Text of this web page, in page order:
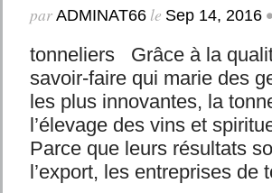
par ADMINAT66le Sep 14, 2016 •
tonneliers Grâce à la
savoir-faire qui marie des
les plus innovantes, la
l’élevage des vins et
Parce que leurs résultats
l’export, les entreprises de